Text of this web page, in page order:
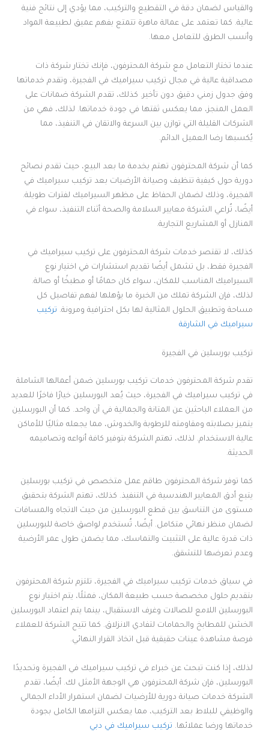
والقياس لضمان دقة في التقطيع والتركيب، مما يؤدي إلى نتائج فنية
عالية. كما تعتمد على عمالة ماهرة تتمتع بفهم عميق لطبيعة المواد
وأنسب الطرق للتعامل معها.
عندما تختار التعامل مع شركة المحترفون، فإنك تختار شركة ذات
مصداقية عالية في مجال تركيب سيراميك في الفجيرة، وتقدم خدماتها
وفق جدول زمني دقيق دون تأخير. كذلك، تقدم الشركة ضمانات على
العمل المنجز، مما يعكس ثقتها في جودة خدماتها. لذلك، فهي من
الشركات القليلة التي توازن بين السرعة والاتقان في التنفيذ، مما
يُكسبها رضا العميل الدائم.
كما أن شركة المحترفون تهتم بخدمة ما بعد البيع، حيث تقدم نصائح
دورية حول كيفية تنظيف وصيانة الأرضيات بعد تركيب سيراميك في
الفجيرة، وذلك لضمان الحفاظ على مظهر السيراميك لفترات طويلة.
أيضًا، تُراعي الشركة معايير السلامة والصحة أثناء التنفيذ، سواء في
المنازل أو المشاريع التجارية.
كذلك، لا تقتصر خدمات شركة المحترفون على تركيب سيراميك في
الفجيرة فقط، بل تشمل أيضًا تقديم استشارات في اختيار نوع
السيراميك المناسب للمكان، سواء كان حمامًا أو مطبخًا أو صالة.
لذلك، فإن الشركة تملك من الخبرة ما يؤهلها لفهم تفاصيل كل
مساحة وتطبيق الحلول المثالية لها بكل احترافية ومرونة. تركيب
سيراميك في الشارقة
تركيب بورسلين في الفجيرة
تقدم شركة المحترفون خدمات تركيب بورسلين ضمن أعمالها الشاملة
في تركيب سيراميك في الفجيرة، حيث يُعد البورسلين خيارًا فاخرًا للعديد
من العملاء الباحثين عن المتانة والجمالية في آن واحد. كما أن البورسلين
يتميز بصلابته ومقاومته للرطوبة والخدوش، مما يجعله مثاليًا للأماكن
عالية الاستخدام. لذلك، تهتم الشركة بتوفير كافة أنواعه وتصاميمه
الحديثة.
كما توفر شركة المحترفون طاقم عمل متخصص في تركيب بورسلين
يتبع أدق المعايير الهندسية في التنفيذ. كذلك، تهتم الشركة بتحقيق
مستوى من التناسق بين قطع البورسلين من حيث الاتجاه والمسافات
لضمان منظر نهائي متكامل. أيضًا، تُستخدم لواصق خاصة للبورسلين
ذات قدرة عالية على التثبيت والتماسك، مما يضمن طول عمر الأرضية
وعدم تعرضها للتشقق.
في سياق خدمات تركيب سيراميك في الفجيرة، تلتزم شركة المحترفون
بتقديم حلول مخصصة حسب طبيعة المكان، فمثلًا، يتم اختيار نوع
البورسلين اللامع للصالات وغرف الاستقبال، بينما يتم اعتماد البورسلين
الخشن للمطابخ والحمامات لتفادي الانزلاق. كما تتيح الشركة للعملاء
فرصة مشاهدة عينات حقيقية قبل اتخاذ القرار النهائي.
لذلك، إذا كنت تبحث عن خبراء في تركيب سيراميك في الفجيرة وتحديدًا
البورسلين، فإن شركة المحترفون هي الوجهة الأمثل لك. أيضًا، تقدم
الشركة خدمات صيانة دورية للأرضيات لضمان استمرار الأداء الجمالي
والوظيفي للبلاط بعد التركيب، مما يعكس التزامها الكامل بجودة
خدماتها ورضا عملائها. تركيب سيراميك في دبي